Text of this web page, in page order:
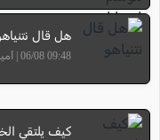
هل قال
09:48 06/08 | أمير مخول
كيف يلتقي